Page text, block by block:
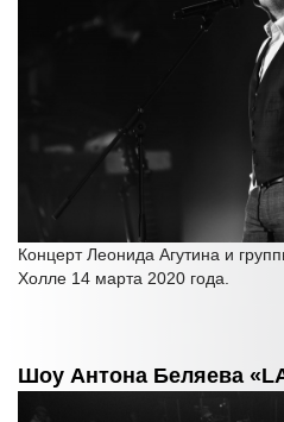
Концерт Леонида Агутина и
Холле 14 марта 2020 года.
Шоу Антона Беляева